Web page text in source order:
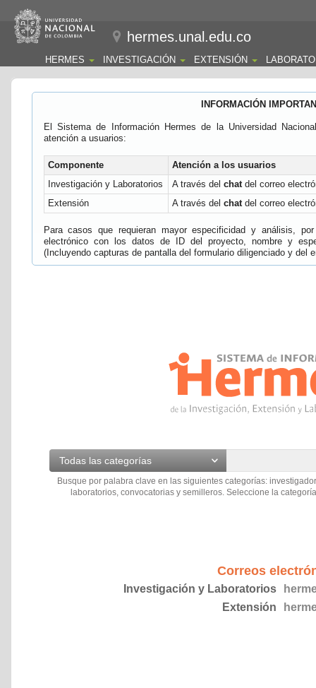
hermes.unal.edu.co
HERMES INVESTIGACIÓN EXTENSIÓN
INFORMACIÓN
El Sistema de Información Hermes de la Universidad
atención a usuarios:
Componente
Atención a los usuarios
Investigación y Laboratorios
A través del chatdel correo
Extensión
A través del chatdel correo
Para casos que requieran mayor especificidad y análisis,
electrónico con los datos de ID del proyecto, nombre y
(Incluyendo capturas de pantalla del formulario diligenciado y del
Todas las categorías
Busque por palabra clave en las siguientes categorías:
laboratorios, convocatorias y semilleros. Seleccione la
Correos
Investigación y Laboratorios
Extensión